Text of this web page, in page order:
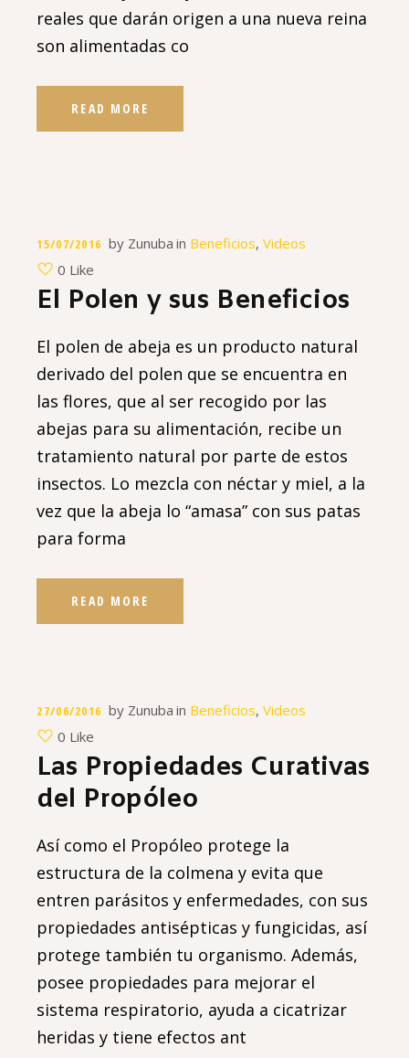
reales que darán origen a una nueva reina
son alimentadas co
READ MORE
15/07/2016 by Zunuba in Beneficios,Videos
0 Like
El Polen y sus Beneficios
El polen de abeja es un producto natural
derivado del polen que se encuentra en
las flores, que al ser recogido por las
abejas para su alimentación, recibe un
tratamiento natural por parte de estos
insectos. Lo mezcla con néctar y miel, a la
vez que la abeja lo “amasa” con sus patas
para forma
READ MORE
27/06/2016 by Zunuba in Beneficios,Videos
0 Like
Las Propiedades Curativas
del Propóleo
Así como el Propóleo protege la
estructura de la colmena y evita que
entren parásitos y enfermedades, con sus
propiedades antisépticas y fungicidas, así
protege también tu organismo. Además,
posee propiedades para mejorar el
sistema respiratorio, ayuda a cicatrizar
heridas y tiene efectos ant